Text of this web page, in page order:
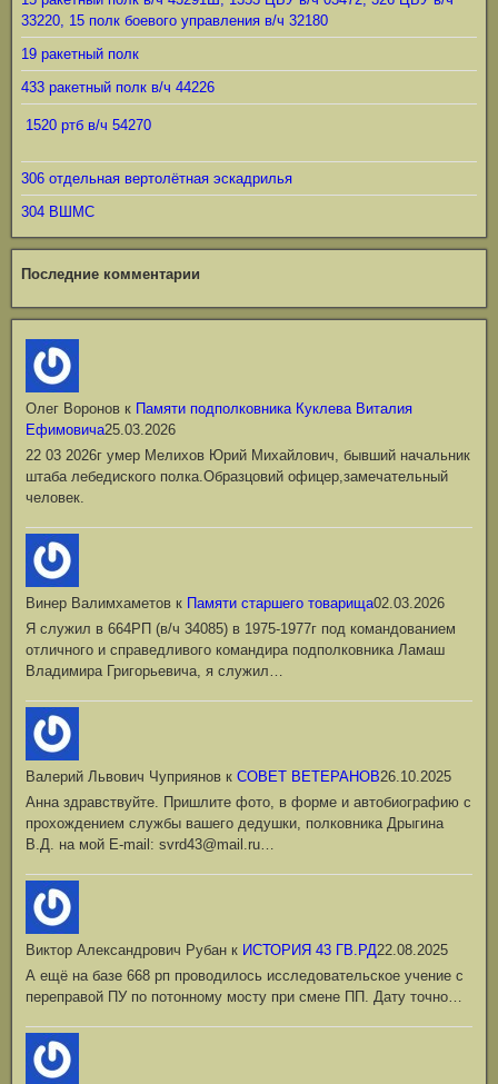
33220, 15 полк боевого управления в/ч 32180
19 ракетный полк
433 ракетный полк в/ч 44226
1520 ртб в/ч 54270
306 отдельная вертолётная эскадрилья
304 ВШМС
Последние комментарии
Олег Воронов к Памяти подполковника Куклева Виталия
Ефимовича25.03.2026
22 03 2026г умер Мелихов Юрий Михайлович, бывший начальник
штаба лебедиского полка.Образцовий офицер,замечательный
человек.
Винер Валимхаметов к Памяти старшего товарища02.03.2026
Я служил в 664РП (в/ч 34085) в 1975-1977г под командованием
отличного и справедливого командира подполковника Ламаш
Владимира Григорьевича, я служил…
Валерий Львович Чуприянов к СОВЕТ ВЕТЕРАНОВ26.10.2025
Анна здравствуйте. Пришлите фото, в форме и автобиографию с
прохождением службы вашего дедушки, полковника Дрыгина
В.Д. на мой Е-mail: svrd43@mail.ru…
Виктор Александрович Рубан к ИСТОРИЯ 43 ГВ.РД22.08.2025
А ещё на базе 668 рп проводилось исследовательское учение с
переправой ПУ по потонному мосту при смене ПП. Дату точно…